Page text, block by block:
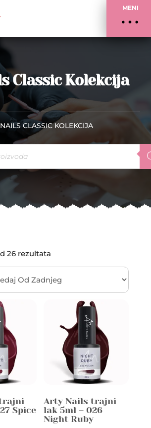
MENI
Classic Kolekcija
CLASSIC KOLEKCIJA
26 rezultata
Spice
Arty Nails trajni
lak 5ml – 026
Night Ruby